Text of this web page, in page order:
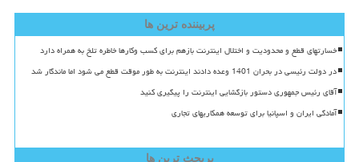
پربیننده ترین ها
خسارتهای قطع و محدودیت و اختلال اینترنت بازهم برای کسب وکارها خاطره تلخ به همراه دارد
در دولت رئیسی در بحران 1401 وعده دادند اینترنت به طور موقت قطع می شود اما ماندگار شد
آقای رئیس جمهوری دستور بازگشایی اینترنت را پیگیری کنید
آمادگی ایران و اسپانیا برای توسعه همکاریهای تجاری
پربحث ترین ها